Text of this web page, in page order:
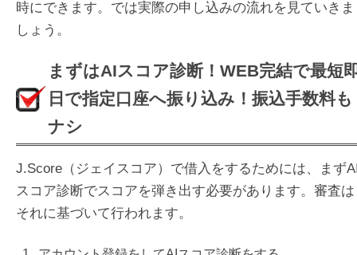
時にできます。では実際の申し込みの流れを見ていきま
しょう。
まずはAIスコア診断！WEB完結で最短
日で指定口座へ振り込み！振込手数料も
ナシ
J.Score（ジェイスコア）で借入をするためには、まず
スコア診断でスコアを弾き出す必要があります。審査は
それに基づいて行われます。